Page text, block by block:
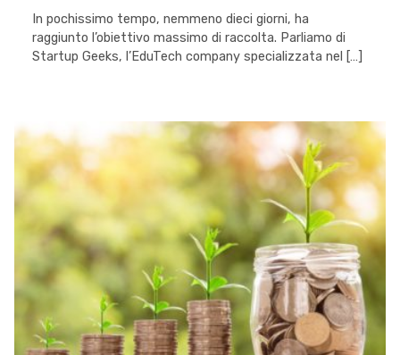
In pochissimo tempo, nemmeno dieci giorni, ha
raggiunto l’obiettivo massimo di raccolta. Parliamo di
Startup Geeks, l’EduTech company specializzata nel […]